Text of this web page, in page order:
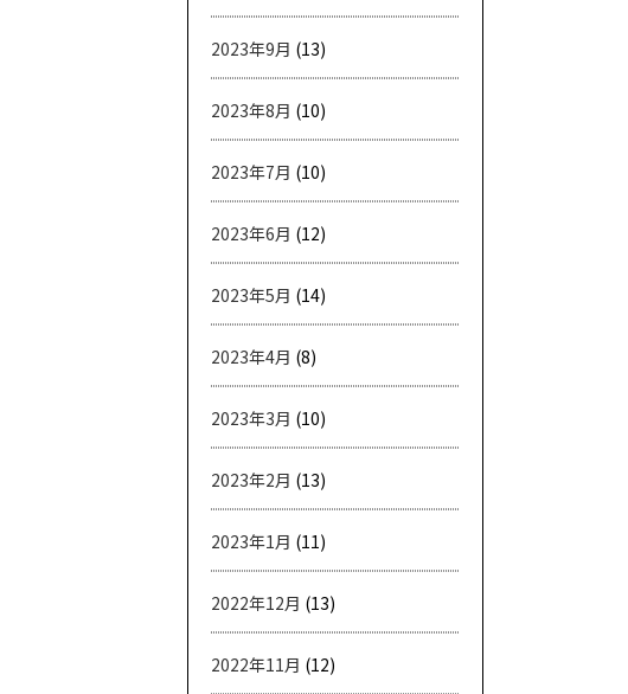
2023年9月 (13)
2023年8月 (10)
2023年7月 (10)
2023年6月 (12)
2023年5月 (14)
2023年4月 (8)
2023年3月 (10)
2023年2月 (13)
2023年1月 (11)
2022年12月 (13)
2022年11月 (12)